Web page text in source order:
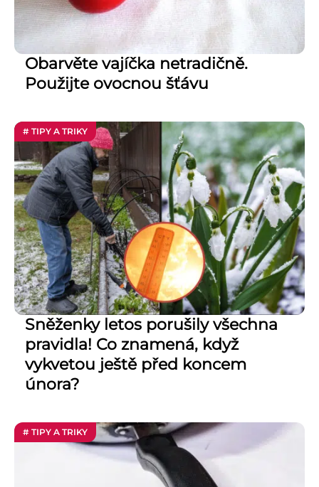
Obarvěte vajíčka netradičně.
Použijte ovocnou šťávu
# TIPY A TRIKY
Sněženky letos porušily všechna
pravidla! Co znamená, když
vykvetou ještě před koncem
února?
# TIPY A TRIKY